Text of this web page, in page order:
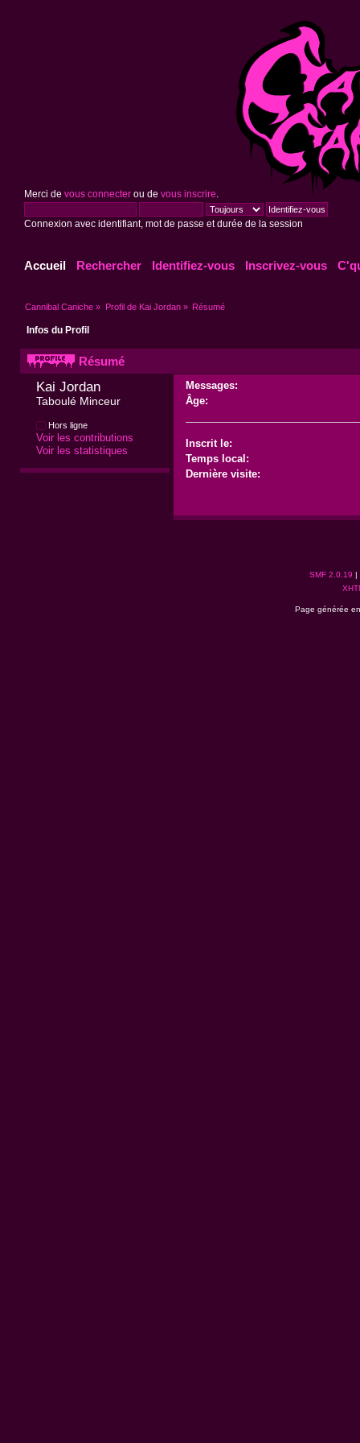
Merci de vous connecterou de vous inscrire
Connexion avec identifiant, mot de passe et durée de la session
Accueil Rechercher Identifiez-vous Inscrivez-vous
Cannibal Caniche » Profil de Kai Jordan» Résumé
Infos du Profil
Résumé
Kai Jordan
Taboulé Minceur
Hors ligne
Voir les contributions
Voir les statistiques
Messages:
Âge:
Inscrit le:
Temps local:
Dernière visite:
SMF 2.0.19 |
Page générée